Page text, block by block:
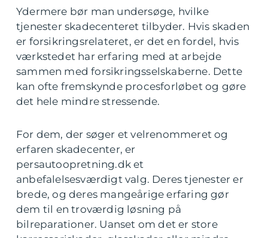
Ydermere bør man undersøge, hvilke
tjenester skadecenteret tilbyder. Hvis skaden
er forsikringsrelateret, er det en fordel, hvis
værkstedet har erfaring med at arbejde
sammen med forsikringsselskaberne. Dette
kan ofte fremskynde procesforløbet og gøre
det hele mindre stressende.
For dem, der søger et velrenommeret og
erfaren skadecenter, er
persautoopretning.dk et
anbefalelsesværdigt valg. Deres tjenester er
brede, og deres mangeårige erfaring gør
dem til en troværdig løsning på
bilreparationer. Uanset om det er store